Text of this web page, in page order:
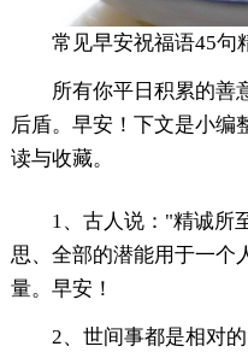
常见早安祝福语45句
所有你平日积累的善
后盾。早安！下文是小编
读与收藏。
1、古人说："精诚所
思、全部的潜能用于一个
量。早安！
2、世间事都是相对